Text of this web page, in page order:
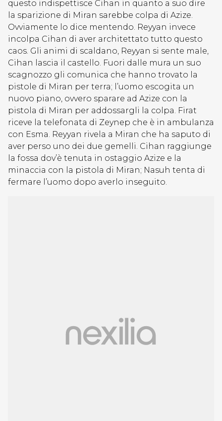
questo indispettisce Cihan in quanto a suo dire
la sparizione di Miran sarebbe colpa di Azize.
Ovviamente lo dice mentendo. Reyyan invece
incolpa Cihan di aver architettato tutto questo
caos. Gli animi di scaldano, Reyyan si sente male,
Cihan lascia il castello. Fuori dalle mura un suo
scagnozzo gli comunica che hanno trovato la
pistole di Miran per terra; l’uomo escogita un
nuovo piano, ovvero sparare ad Azize con la
pistola di Miran per addossargli la colpa. Firat
riceve la telefonata di Zeynep che è in ambulanza
con Esma. Reyyan rivela a Miran che ha saputo di
aver perso uno dei due gemelli. Cihan raggiunge
la fossa dov’è tenuta in ostaggio Azize e la
minaccia con la pistola di Miran; Nasuh tenta di
fermare l’uomo dopo averlo inseguito.